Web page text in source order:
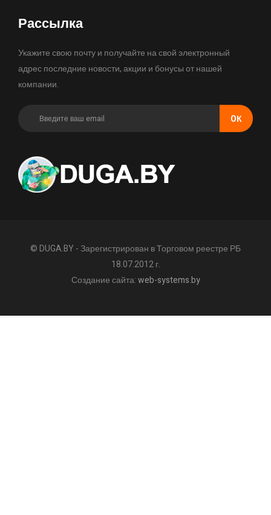
Рассылка
Укажите свою почту и получайте на свой электронный
адрес последние новости, акции и бонусы от нашей
компании.
OК
© DUGA.BY - Зарегистрирован в Торговом реестре РБ
18.07.2012 г.
Создание сайта:web-systems.by